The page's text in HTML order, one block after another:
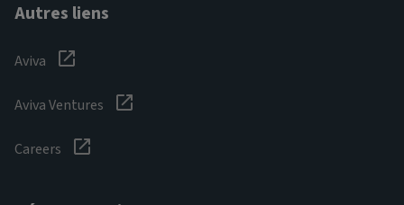
Autres liens
Aviva
Aviva Ventures
Careers